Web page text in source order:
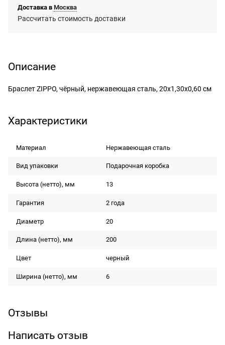
Доставка в Москва
Рассчитать стоимость доставки
Описание
Браслет ZIPPO, чёрный, нержавеющая сталь, 20x1,30x0,60 см
Характеристики
Материал Нержавеющая сталь
Вид упаковки Подарочная коробка
Высота (нетто), мм 13
Гарантия 2 года
Диаметр 20
Длина (нетто), мм 200
Цвет черный
Ширина (нетто), мм 6
Отзывы
Написать отзыв